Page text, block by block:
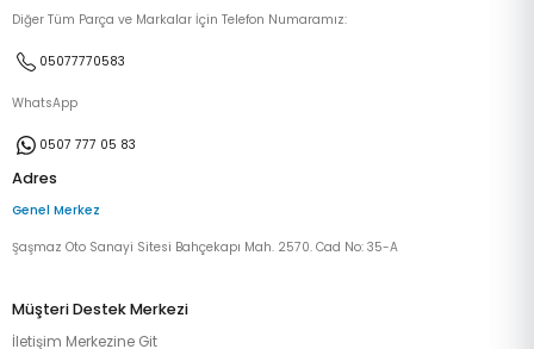
Diğer Tüm Parça ve Markalar İçin Telefon Numaramız:
05077770583
WhatsApp
0507 777 05 83
Adres
Genel Merkez
Şaşmaz Oto Sanayi Sitesi Bahçekapı Mah. 2570. Cad No: 35-A
Müşteri Destek Merkezi
İletişim Merkezine Git